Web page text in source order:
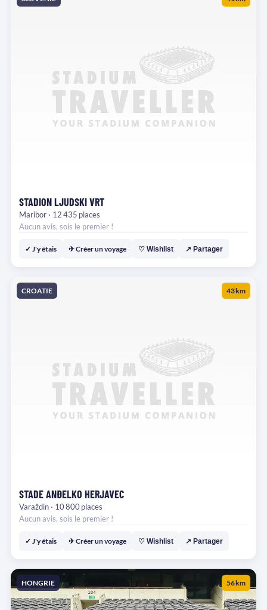
STADION LJUDSKI VRT
Maribor · 12 435 places
Aucun avis, sois le premier !
✓ J'y étais ✈ Créer un voyage ♡ Wishlist ↗ Partager
CROATIE 43 km
STADE ANĐELKO HERJAVEC
Varaždin · 10 800 places
Aucun avis, sois le premier !
✓ J'y étais ✈ Créer un voyage ♡ Wishlist ↗ Partager
HONGRIE 56 km